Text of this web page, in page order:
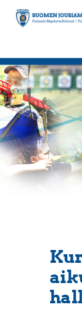
Siirry
sivun
Suomen